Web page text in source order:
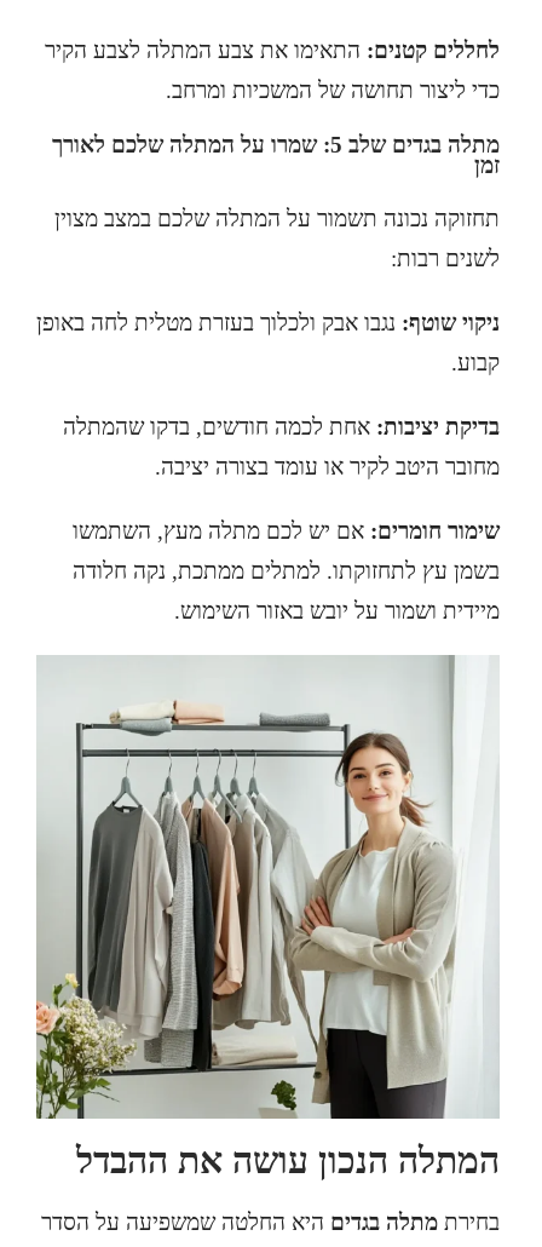
לחללים קטנים: התאימו את צבע המתלה לצבע הקיר
כדי ליצור תחושה של המשכיות ומרחב.
מתלה בגדים שלב 5: שמרו על המתלה שלכם לאורך
זמן
תחזוקה נכונה תשמור על המתלה שלכם במצב מצוין
לשנים רבות:
ניקוי שוטף: נגבו אבק ולכלוך בעזרת מטלית לחה באופן
קבוע.
בדיקת יציבות: אחת לכמה חודשים, בדקו שהמתלה
מחובר היטב לקיר או עומד בצורה יציבה.
שימור חומרים: אם יש לכם מתלה מעץ, השתמשו
בשמן עץ לתחזוקתו. למתלים ממתכת, נקה חלודה
מיידית ושמור על יובש באזור השימוש.
המתלה הנכון עושה את ההבדל
בחירת מתלה בגדים היא החלטה שמשפיעה על הסדר